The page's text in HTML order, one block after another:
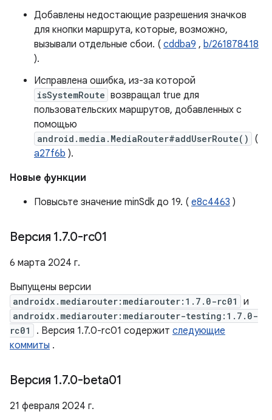
Добавлены недостающие разрешения значков
для кнопки маршрута, которые, возможно,
вызывали отдельные сбои. ( cddba9 , b/261878418
).
Исправлена ​​ошибка, из-за которой
isSystemRoute возвращал true для
пользовательских маршрутов, добавленных с
помощью
android.media.MediaRouter#addUserRoute()
(
a27f6b ).
Новые функции
Повысьте значение minSdk до 19. ( e8c4463 )
Версия 1.7.0-rc01
6 марта 2024 г.
Выпущены версии
androidx.mediarouter:mediarouter:1.7.0-rc01 и
androidx.mediarouter:mediarouter-testing:1.7.0-
rc01
. Версия 1.7.0-rc01 содержит следующие
коммиты .
Версия 1.7.0-beta01
21 февраля 2024 г.